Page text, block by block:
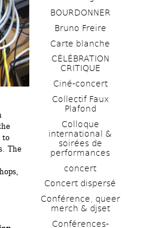
to
The
BOURDONNER
Bruno Freire
Carte blanche
CÉLÉBRATION
CRITIQUE
Ciné-concert
Collectif Faux
Plafond
Colloque
international &
soirées de
performances
concert
Concert dispersé
Conférence, queer
merch & djset
Conférences-